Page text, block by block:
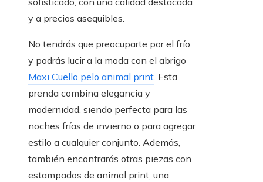
y a precios asequibles.
No tendrás que preocuparte por el frío
y podrás lucir a la moda con el abrigo
Maxi Cuello pelo animal print. Esta
prenda combina elegancia y
modernidad, siendo perfecta para las
noches frías de invierno o para agregar
estilo a cualquier conjunto. Además,
también encontrarás otras piezas con
estampados de animal print, una